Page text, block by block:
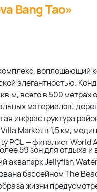
Bang Tao»
воплощающий
элегантностью.
всего в 500 метрах
материалов:
инфраструктура
Market в 1,5 км,
PCL — финалист
59 зон для отдыха
аквапарк Jellyfish
бассейном The
жизни